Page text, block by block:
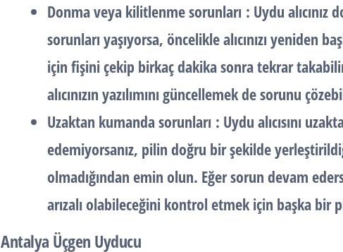
Donma veya kilitlenme sorunları : Uydu
sorunları yaşıyorsa, öncelikle alıcınızı yeniden
için fişini çekip birkaç dakika sonra tekrar
alıcınızın yazılımını güncellemek de sorunu
Uzaktan kumanda sorunları : Uydu alıcısını
edemiyorsanız, pilin doğru bir şekilde
olmadığından emin olun. Eğer sorun devam
arızalı olabileceğini kontrol etmek için başka bir
Antalya Üçgen Uyducu